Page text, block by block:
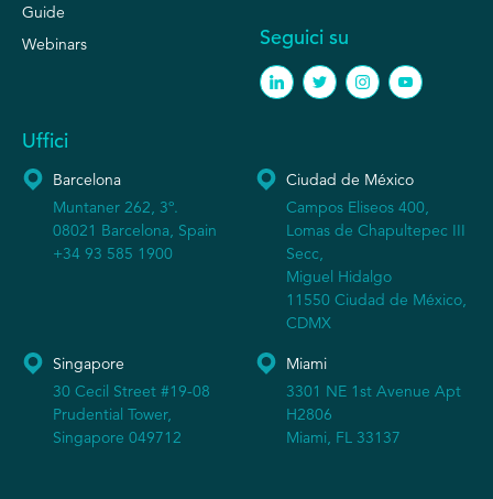
Guide
Webinars
Seguici su
Uffici
Barcelona
Muntaner 262, 3º.
08021 Barcelona, Spain
+34 93 585 1900
Ciudad de México
Campos Eliseos 400,
Lomas de Chapultepec III
Secc,
Miguel Hidalgo
11550 Ciudad de México,
CDMX
Singapore
30 Cecil Street #19-08
Prudential Tower,
Singapore 049712
Miami
3301 NE 1st Avenue Apt
H2806
Miami, FL 33137